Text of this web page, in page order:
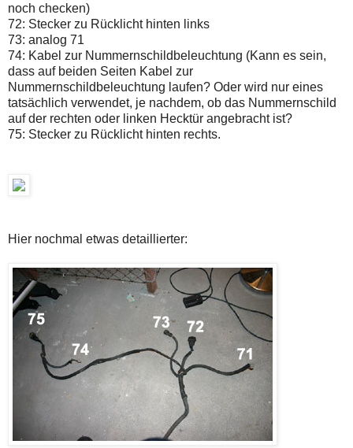
noch checken)
72: Stecker zu Rücklicht hinten links
73: analog 71
74: Kabel zur Nummernschildbeleuchtung (Kann es sein,
dass auf beiden Seiten Kabel zur
Nummernschildbeleuchtung laufen? Oder wird nur eines
tatsächlich verwendet, je nachdem, ob das Nummernschild
auf der rechten oder linken Hecktür angebracht ist?
75: Stecker zu Rücklicht hinten rechts.
Hier nochmal etwas detaillierter: